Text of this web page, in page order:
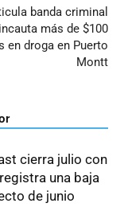
banda criminal
más de $100
en droga en Puerto
Montt
cierra julio con
una baja
de junio